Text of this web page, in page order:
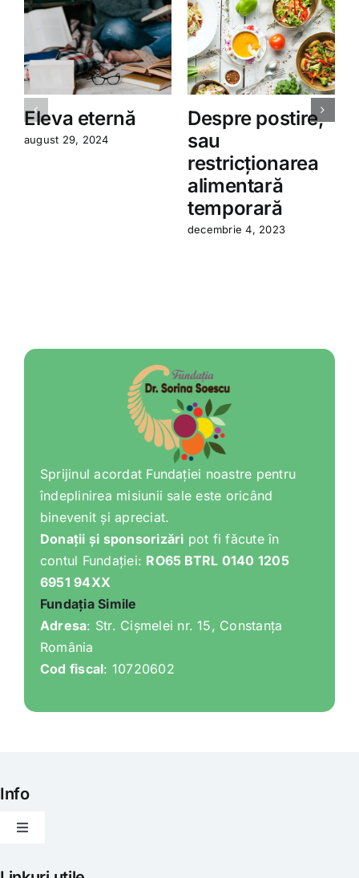
Eleva eternă
august 29, 2024
Despre postire,
sau
restricționarea
alimentară
temporară
decembrie 4, 2023
Sprijinul acordat Fundației noastre pentru
îndeplinirea misiunii sale este oricând
binevenit și apreciat.
Donații și sponsorizări pot fi făcute în
contul Fundației: RO65 BTRL 0140 1205
6951 94XX
Fundația Simile
Adresa: Str. Cișmelei nr. 15, Constanța
România
Cod fiscal: 10720602
Info
Toggle
Articole